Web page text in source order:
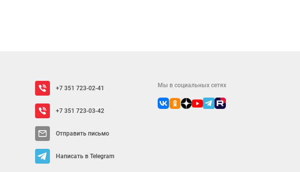
+7 351 723-02-41
+7 351 723-03-42
Отправить письмо
Написать в Telegram
Мы в социальных сетях